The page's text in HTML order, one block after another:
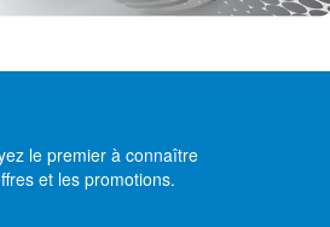
le premier à connaître
et les promotions.